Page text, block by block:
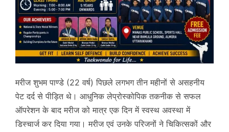
मरीज शुभम पाण्डे (22 वर्ष) पिछले लगभग तीन महीनों से असहनीय
पेट दर्द से पीड़ित थे। आधुनिक लेप्रोस्कोपिक तकनीक से सफल
ऑपरेशन के बाद मरीज को मात्र एक दिन में स्वस्थ अवस्था में
डिस्चार्ज कर दिया गया। मरीज एवं उनके परिजनों ने चिकित्सकों और